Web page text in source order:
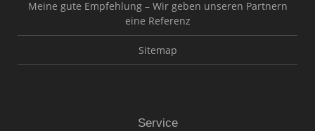
Meine gute Empfehlung – Wir geben unseren Partnern
eine Referenz
Sitemap
Service